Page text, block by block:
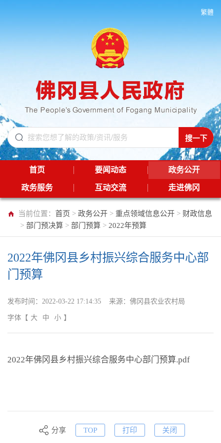
繁體
首页 要闻动态 政务公开
政务服务 互动交流 走进佛冈
当前位置： 首页 > 政务公开 > 重点领域信息公开 > 财政信息
> 部门预决算 > 部门预算 > 2022年预算
2022年佛冈县乡村振兴综合服务中心部
门预算
发布时间： 2022-03-22 17:14:35 来源： 佛冈县农业农村局
字体 【 大 中 小 】
2022年佛冈县乡村振兴综合服务中心部门预算.pdf
分享 TOP 打印 关闭